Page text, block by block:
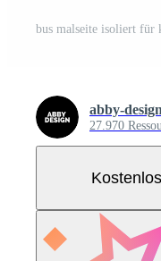
abby-design
27.970